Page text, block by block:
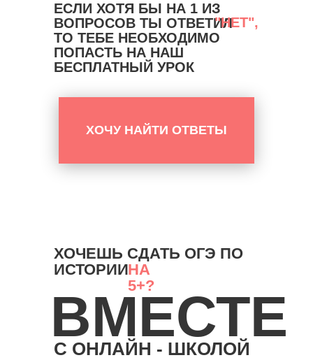
ЕСЛИ ХОТЯ БЫ НА 1 ИЗ
ВОПРОСОВ ТЫ ОТВЕТИЛ
ТО ТЕБЕ НЕОБХОДИМО
ПОПАСТЬ НА НАШ
БЕСПЛАТНЫЙ УРОК
ХОЧЕШЬ СДАТЬ ОГЭ ПО
ИСТОРИИ
ХОЧУ НАЙТИ ОТВЕТЫ
НА
5+?
ВМЕСТЕ
С ОНЛАЙН - ШКОЛОЙ
"НЕТ",